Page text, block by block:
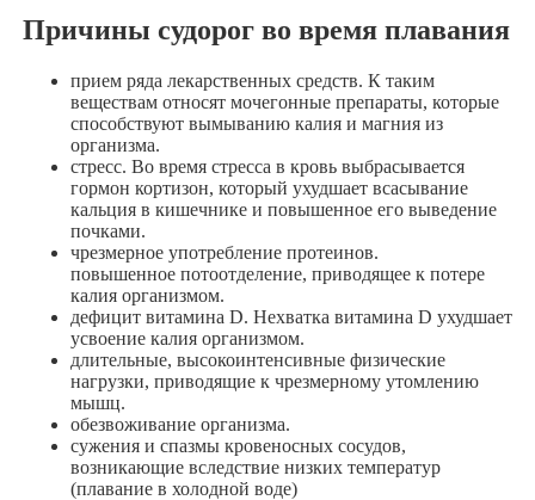
Причины судорог во время плавания
прием ряда лекарственных средств. К таким
веществам относят мочегонные препараты, которые
способствуют вымыванию калия и магния из
организма.
стресс. Во время стресса в кровь выбрасывается
гормон кортизон, который ухудшает всасывание
кальция в кишечнике и повышенное его выведение
почками.
чрезмерное употребление протеинов.
повышенное потоотделение, приводящее к потере
калия организмом.
дефицит витамина D. Нехватка витамина D ухудшает
усвоение калия организмом.
длительные, высокоинтенсивные физические
нагрузки, приводящие к чрезмерному утомлению
мышц.
обезвоживание организма.
сужения и спазмы кровеносных сосудов,
возникающие вследствие низких температур
(плавание в холодной воде)